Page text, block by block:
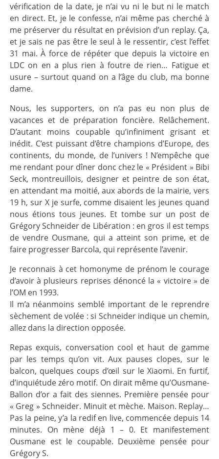
vérification de la date, je n’ai vu ni le but ni le match
en direct. Et, je le confesse, n’ai même pas cherché à
me préserver du résultat en prévision d’un replay. Ça,
et je sais ne pas être le seul à le ressentir, c’est l’effet
31 mai. À force de répéter que depuis la victoire en
LDC on en a plus rien à foutre de rien… Fatigue et
usure – surtout quand on a l’âge du club, ma bonne
dame.
Nous, les supporters, on n’a pas eu non plus de
vacances et de préparation foncière. Relâchement.
D’autant moins coupable qu’infiniment grisant et
inédit. C’est puissant d’être champions d’Europe, des
continents, du monde, de l’univers ! N’empêche que
me rendant pour dîner donc chez le « Président » Bibi
Seck, montreuillois, designer et peintre de son état,
en attendant ma moitié, aux abords de la mairie, vers
19 h, sur X je surfe, comme disaient les jeunes quand
nous étions tous jeunes. Et tombe sur un post de
Grégory Schneider de Libération : en gros il est temps
de vendre Ousmane, qui a atteint son prime, et de
faire progresser Barcola, qui représente l’avenir.
Je reconnais à cet homonyme de prénom le courage
d’avoir à plusieurs reprises dénoncé la « victoire » de
l’OM en 1993.
Il m’a néanmoins semblé important de le reprendre
sèchement de volée : si Schneider indique un chemin,
allez dans la direction opposée.
Repas exquis, conversation cool et haut de gamme
par les temps qu’on vit. Aux pauses clopes, sur le
balcon, quelques coups d’œil sur le Xiaomi. En furtif,
d’inquiétude zéro motif. On dirait même qu’Ousmane-
Ballon d’or a fait des siennes. Première pensée pour
« Greg » Schneider. Minuit et mèche. Maison. Replay…
Pas la peine, y’a la redif en live, commencée depuis 14
minutes. On mène déjà 1 – 0. Et manifestement
Ousmane est le coupable. Deuxième pensée pour
Grégory S.